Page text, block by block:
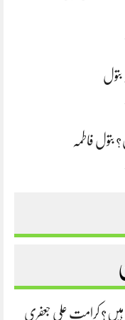
بتول فاطمہ
ہیں؟ کرامت علی جعفری